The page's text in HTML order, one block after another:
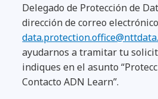
Delegado de Protección de
dirección de correo
ayudarnos a tramitar tu
indiques en el asunto
Contacto ADN Learn”.